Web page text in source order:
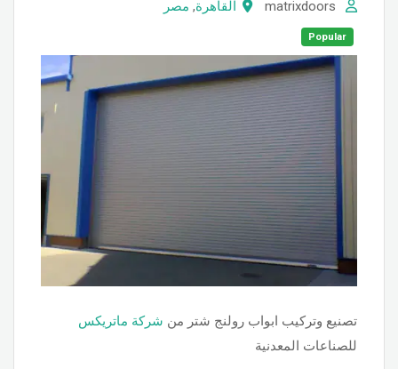
القاهرة, مصر
Popular
تصنيع وتركيب ابواب رولنج شتر من شركة ماتريكس
للصناعات المعدنية